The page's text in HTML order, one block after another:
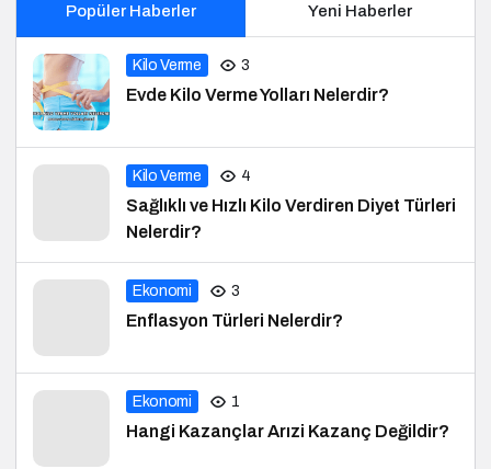
Popüler Haberler Yeni Haberler
Kilo Verme 3
Evde Kilo Verme Yolları Nelerdir?
Kilo Verme 4
Sağlıklı ve Hızlı Kilo Verdiren Diyet Türleri
Nelerdir?
Ekonomi 3
Enflasyon Türleri Nelerdir?
Ekonomi 1
Hangi Kazançlar Arızi Kazanç Değildir?